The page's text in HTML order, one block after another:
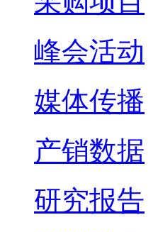
峰会活动
媒体传播
产销数据
研究报告